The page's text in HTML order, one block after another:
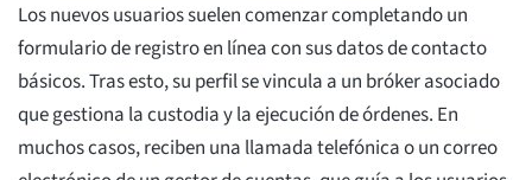
Los nuevos usuarios suelen comenzar completando un
formulario de registro en línea con sus datos de contacto
básicos. Tras esto, su perfil se vincula a un bróker asociado
que gestiona la custodia y la ejecución de órdenes. En
muchos casos, reciben una llamada telefónica o un correo